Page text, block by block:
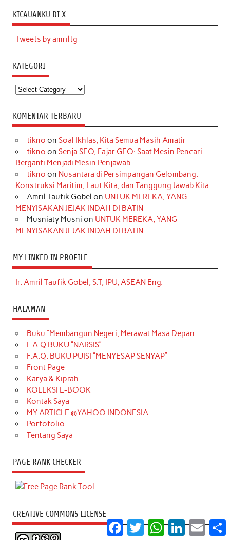
KICAUANKU DI X
Tweets by amriltg
KATEGORI
Kategori
KOMENTAR TERBARU
tikno on Soal Ikhlas, Kita Semua Masih Amatir
tikno on Senja SEO, Fajar GEO: Saat Mesin Pencari
Berganti Menjadi Mesin Penjawab
tikno on Nusantara di Persimpangan Gelombang:
Konstruksi Maritim, Laut Kita, dan Tanggung Jawab Kita
Amril Taufik Gobel on UNTUK MEREKA, YANG
MENYISAKAN JEJAK INDAH DI BATIN
Musniaty Musni on UNTUK MEREKA, YANG
MENYISAKAN JEJAK INDAH DI BATIN
MY LINKED IN PROFILE
Ir. Amril Taufik Gobel, S.T, IPU, ASEAN Eng.
HALAMAN
Buku “Membangun Negeri, Merawat Masa Depan
F.A.Q BUKU “NARSIS”
F.A.Q. BUKU PUISI “MENYESAP SENYAP”
Front Page
Karya & Kiprah
KOLEKSI E-BOOK
Kontak Saya
MY ARTICLE @YAHOO INDONESIA
Portofolio
Tentang Saya
PAGE RANK CHECKER
CREATIVE COMMONS LICENSE
Facebook
TwitterWhatsApp
LinkedInEmail